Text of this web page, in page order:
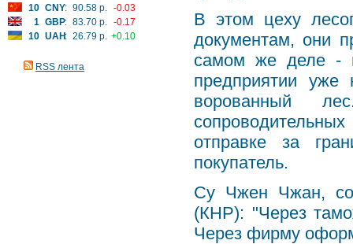
10 CNY: 90.58 р. -0.03
1 GBP: 83.70 р. -0.17
10 UAH: 26.79 р. +0.10
RSS лента
В этом цеху
документам, они
самом же деле -
предприятии уже
ворованный
отправке за
покупатель.
Су Чжен Чжан,
(КНР): "Через
Через фирму